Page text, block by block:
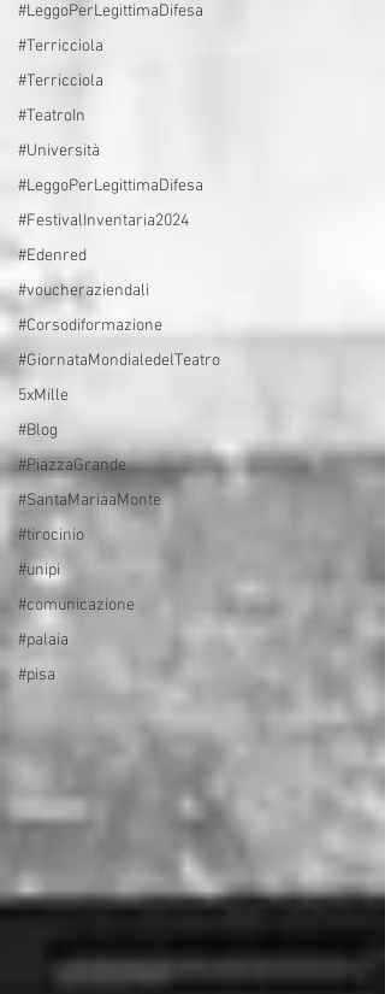
#LeggoPerLegittimaDifesa
#Terricciola
#Terricciola
#TeatroIn
#Università
#LeggoPerLegittimaDifesa
#FestivalInventaria2024
#Edenred
#voucheraziendali
#Corsodiformazione
#GiornataMondialedelTeatro
5xMille
#Blog
#PiazzaGrande
#SantaMariaaMonte
#tirocinio
#unipi
#comunicazione
#palaia
#pisa